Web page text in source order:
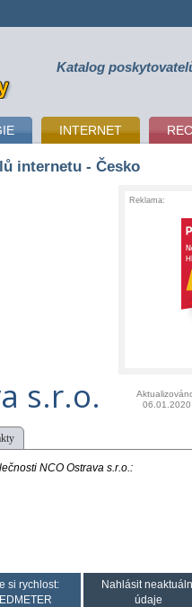
Katalog
INTERNET
internetu - Česko
Reklama:
s.r.o.
06.01.2020
NCO Ostrava s.r.o.:
si rychlost:
Nahlásit
údaje